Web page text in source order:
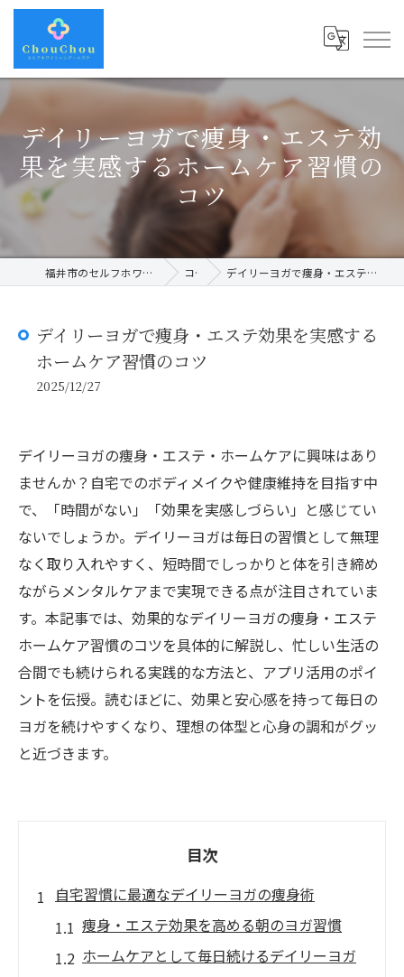
デイリーヨガで痩身・エステ効
果を実感するホームケア習慣の
コツ
福井市のセルフホワイトニングならChouChou コラム デイリーヨガで痩身・エステ効果を実感するホームケア習慣のコツ
デイリーヨガで痩身・エステ効果を実感する
ホームケア習慣のコツ
2025/12/27
デイリーヨガの痩身・エステ・ホームケアに興味はあり
ませんか？自宅でのボディメイクや健康維持を目指す中
で、「時間がない」「効果を実感しづらい」と感じてい
ないでしょうか。デイリーヨガは毎日の習慣として無理
なく取り入れやすく、短時間でしっかりと体を引き締め
ながらメンタルケアまで実現できる点が注目されていま
す。本記事では、効果的なデイリーヨガの痩身・エステ
ホームケア習慣のコツを具体的に解説し、忙しい生活の
合間でも続けられる実践的な方法と、アプリ活用のポイ
ントを伝授。読むほどに、効果と安心感を持って毎日の
ヨガを続けやすくなり、理想の体型と心身の調和がグッ
と近づきます。
目次
自宅習慣に最適なデイリーヨガの痩身術
痩身・エステ効果を高める朝のヨガ習慣
ホームケアとして毎日続けるデイリーヨガ